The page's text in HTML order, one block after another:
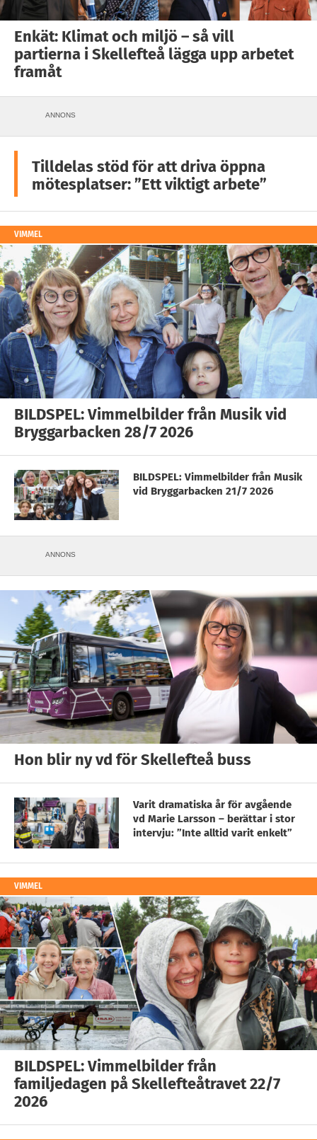
Enkät: Klimat och miljö – så vill
partierna i Skellefteå lägga upp arbetet
framåt
ANNONS
Tilldelas stöd för att driva öppna
mötesplatser: ”Ett viktigt arbete”
VIMMEL
BILDSPEL: Vimmelbilder från Musik vid
Bryggarbacken 28/7 2026
BILDSPEL: Vimmelbilder från Musik
vid Bryggarbacken 21/7 2026
ANNONS
Hon blir ny vd för Skellefteå buss
Varit dramatiska år för avgående
vd Marie Larsson – berättar i stor
intervju: ”Inte alltid varit enkelt”
VIMMEL
BILDSPEL: Vimmelbilder från
familjedagen på Skellefteåtravet 22/7
2026